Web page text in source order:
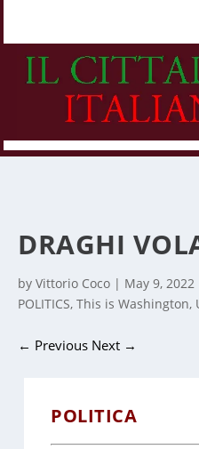
DRAGHI
byVittorio Coco | May 9, 2022
POLITICS,This is Washington,
← Previous Next →
POLITICA